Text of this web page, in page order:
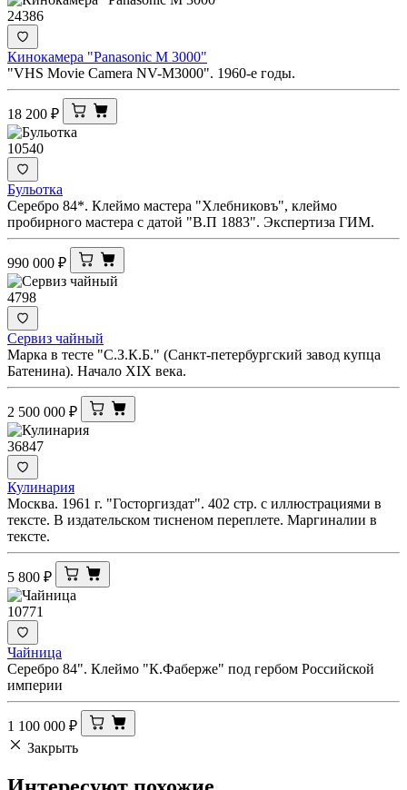
24386
Кинокамера "Panasonic M 3000"
"VHS Movie Camera NV-M3000". 1960-е годы.
18 200 ₽
10540
Бульотка
Серебро 84*. Клеймо мастера "Хлебниковъ", клеймо
пробирного мастера с датой "В.П 1883". Экспертиза ГИМ.
990 000 ₽
4798
Сервиз чайный
Марка в тесте "С.З.К.Б." (Санкт-петербургский завод купца
Батенина). Начало XIX века.
2 500 000 ₽
36847
Кулинария
Москва. 1961 г. "Госторгиздат". 402 стр. с иллюстрациями в
тексте. В издательском тисненом переплете. Маргиналии в
тексте.
5 800 ₽
10771
Чайница
Серебро 84". Клеймо "К.Фаберже" под гербом Российской
империи
1 100 000 ₽
Закрыть